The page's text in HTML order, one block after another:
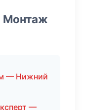
Монтаж
— Нижний
—